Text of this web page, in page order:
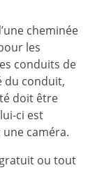
cheminée
les
conduits de
du conduit,
doit être
ci est
une caméra.
ou tout